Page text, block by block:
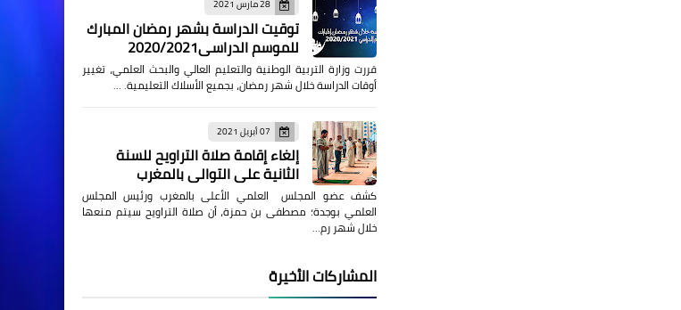
28 مارس 2021
توقيت الدراسة بشهر رمضان المبارك
للموسم الدراسي2020/2021
قررت وزارة التربية الوطنية والتعليم العالي والبحث العلمي، تغيير
أوقات الدراسة خلال شهر رمضان، بجميع الأسلاك التعليمية. …
07 أبريل 2021
إلغاء إقامة صلاة التراويح للسنة
الثانية على التوالي بالمغرب
كشف عضو المجلس العلمي الأعلى بالمغرب ورئيس المجلس
العلمي بوجدة؛ مصطفى بن حمزة، أن صلاة التراويح سيتم منعها
خلال شهر رم…
المشاركات الأخيرة